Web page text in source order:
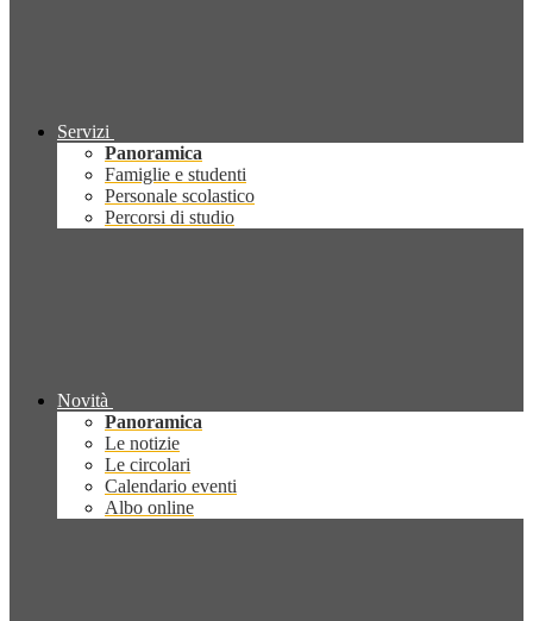
Servizi
Panoramica
Famiglie e studenti
Personale scolastico
Percorsi di studio
Novità
Panoramica
Le notizie
Le circolari
Calendario eventi
Albo online